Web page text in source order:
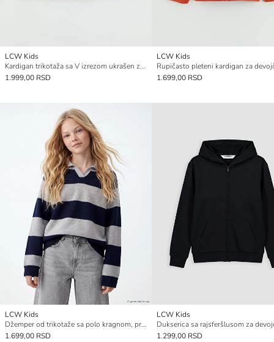
LCW Kids
Kardigan trikotaža sa V izrezom ukrašen za devojčice
1.999,00 RSD
LCW Kids
Rupičasto pleteni kardigan za
1.699,00 RSD
LCW Kids
Džemper od trikotaže sa polo kragnom, prugastog dezena, za devojčice
1.699,00 RSD
LCW Kids
1.299,00 RSD